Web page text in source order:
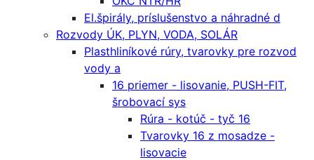
El.špirály, príslušenstvo a náhradné d
Rozvody ÚK, PLYN, VODA, SOLÁR
Plasthliníkové rúry, tvarovky pre rozvod
vody a
16 priemer - lisovanie, PUSH-FIT,
šrobovací sys
Rúra - kotúč - tyč 16
Tvarovky 16 z mosadze -
lisovacie